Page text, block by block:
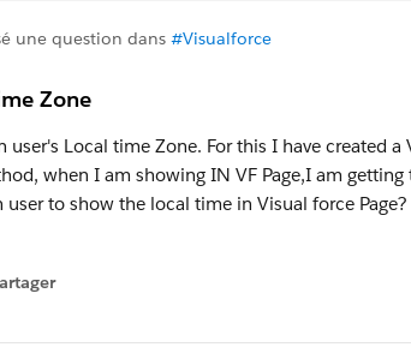
une question dans #Visualforce
Zone
Local time Zone. For this I have created a
when I am showing IN VF Page,I am
to show the local time in Visual force Page?
menu